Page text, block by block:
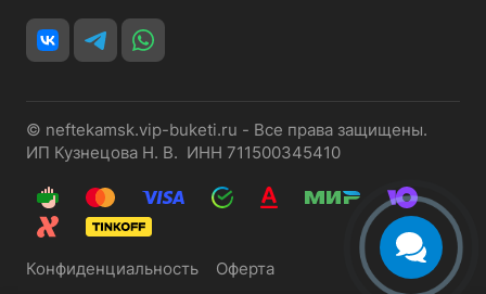
© neftekamsk.vip-buketi.ru - Все права защищены.
ИП Кузнецова Н. В. ИНН 711500345410
Конфиденциальность Оферта